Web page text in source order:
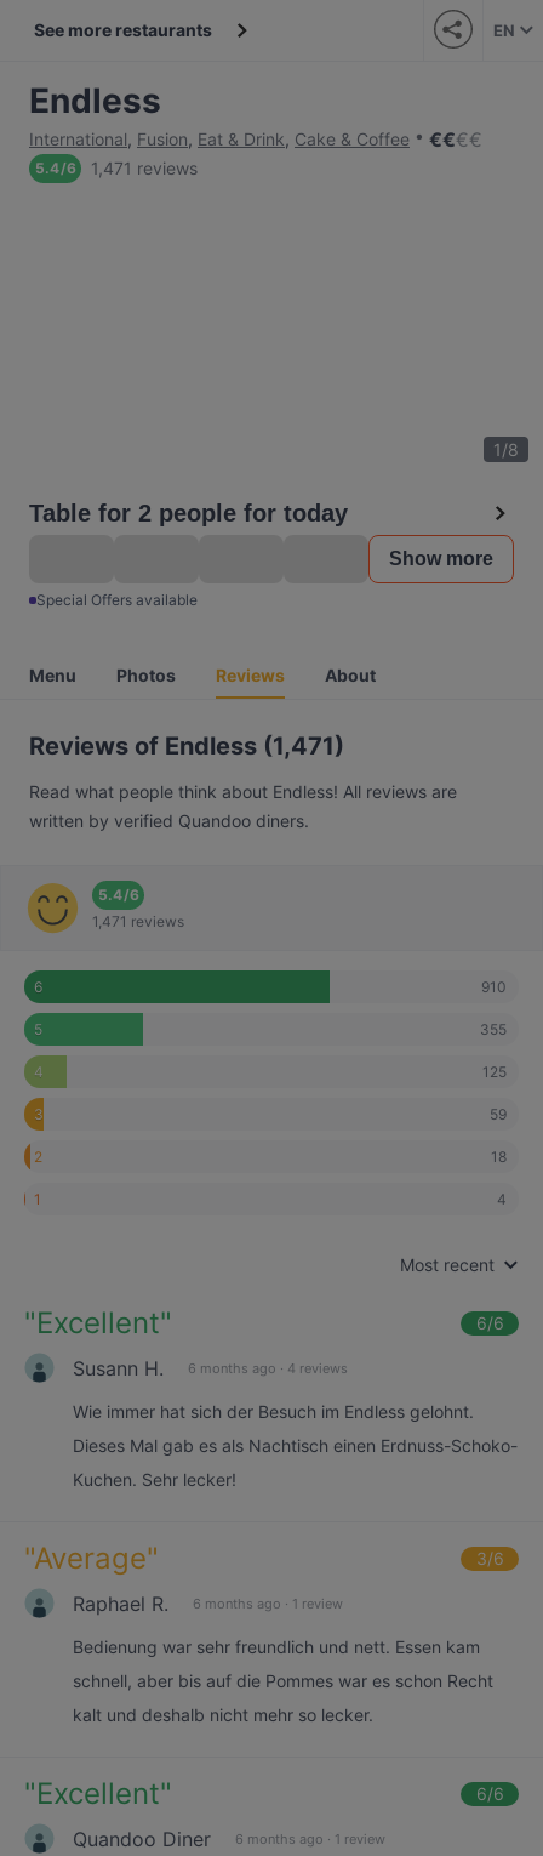
See more restaurants EN
Endless
International, Fusion, Eat & Drink, Cake & Coffee €€€€
5.4/6 1,471 reviews
1/8
Table for 2 people for today
Show more
Special Offers available
Menu Photos Reviews About
Reviews of Endless (1,471)
Read what people think about Endless! All reviews are
written by verified Quandoo diners.
5.4/6
1,471 reviews
6 910
5 355
4 125
3 59
2 18
1 4
Most recent
"Excellent" 6/6
Susann H. 6 months ago · 4 reviews
Wie immer hat sich der Besuch im Endless gelohnt.
Dieses Mal gab es als Nachtisch einen Erdnuss-Schoko-
Kuchen. Sehr lecker!
"Average" 3/6
Raphael R. 6 months ago · 1 review
Bedienung war sehr freundlich und nett. Essen kam
schnell, aber bis auf die Pommes war es schon Recht
kalt und deshalb nicht mehr so lecker.
"Excellent" 6/6
Quandoo Diner 6 months ago · 1 review